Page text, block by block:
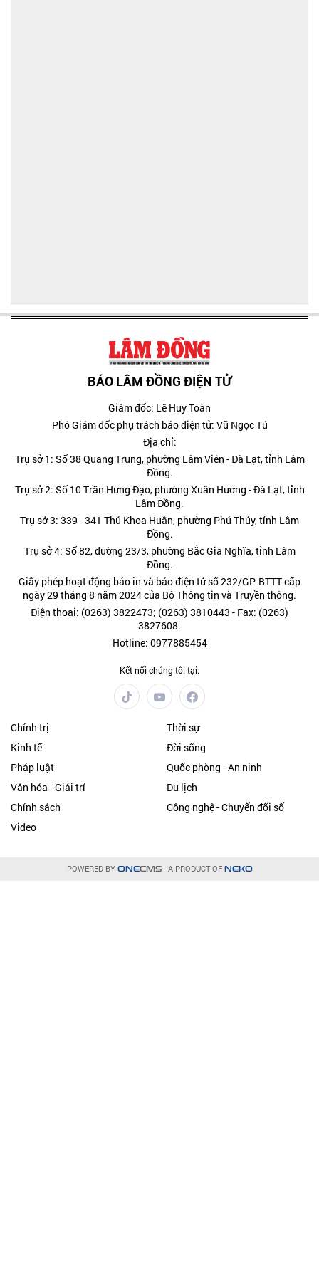
BÁO LÂM ĐỒNG ĐIỆN TỬ
Giám đốc: Lê Huy Toàn
Phó Giám đốc phụ trách báo điện tử: Vũ Ngọc Tú
Địa chỉ:
Trụ sở 1: Số 38 Quang Trung, phường Lâm Viên - Đà Lạt, tỉnh Lâm
Đồng.
Trụ sở 2: Số 10 Trần Hưng Đạo, phường Xuân Hương - Đà Lạt, tỉnh
Lâm Đồng.
Trụ sở 3: 339 - 341 Thủ Khoa Huân, phường Phú Thủy, tỉnh Lâm
Đồng.
Trụ sở 4: Số 82, đường 23/3, phường Bắc Gia Nghĩa, tỉnh Lâm
Đồng.
Giấy phép hoạt động báo in và báo điện tử số 232/GP-BTTT cấp
ngày 29 tháng 8 năm 2024 của Bộ Thông tin và Truyền thông.
Điện thoại: (0263) 3822473; (0263) 3810443 - Fax: (0263)
3827608.
Hotline: 0977885454
Kết nối chúng tôi tại:
Chính trị
Thời sự
Kinh tế
Đời sống
Pháp luật
Quốc phòng - An ninh
Văn hóa - Giải trí
Du lịch
Chính sách
Công nghệ - Chuyển đổi số
Video
POWERED BY ONECMS- A PRODUCT OF NEKO